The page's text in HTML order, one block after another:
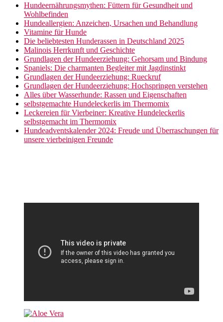
Hundeernährungsmythen: Füttern für Gesundheit und
Wohlbefinden
Hundeallergien: Anzeichen, Ursachen und Behandlung
Vitamine für Hunde
Die beliebtesten Hunderassen in Deutschland 2025
Malinois Herrkunft und Geschichte
Grundlagen der Hundeerziehung: Gehorsam und Bindung
Spaniels: Die charmanten Begleiter mit Jagdinstinkt
Grundlagen der Hundeerziehung: Rueckruf
Grundlagen der Hundeerziehung: Hochspringen verstehen
Alles über Wasserhunde: Rassen und Eigenschaften
selbstgemachte Hundeleckerlis im Thermomix
Leckereien für Vierbeiner: Kreative Hundeleckerlis
selbstgemacht im Thermomix
Hundeadventskalender 2024: Freude und Überraschungen für
unsere vierbeinigen Freunde